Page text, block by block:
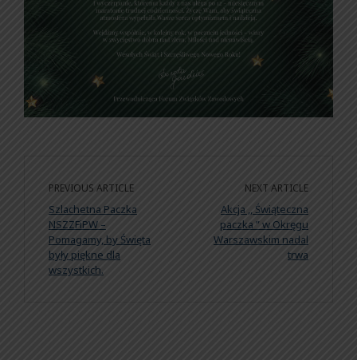
PREVIOUS ARTICLE
Szlachetna Paczka
NSZZFiPW –
Pomagamy, by Święta
były piękne dla
wszystkich.
NEXT ARTICLE
Akcja ,, Świąteczna
paczka ” w Okręgu
Warszawskim nadal
trwa